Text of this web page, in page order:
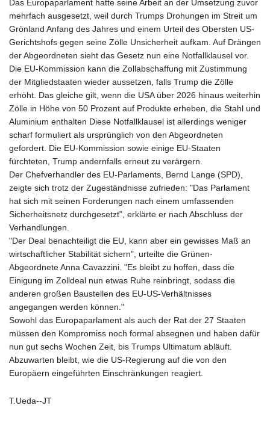
KRW
1633.531568
KWD 0.356065
KYD 0.962162
KZT 541.02372
LAK
26086.822873
LBP
103388.630514
LKR 387.81603
LRD 208.397567
LSL 18.831591
LTL 3.402675
LVL 0.697063
LYD 7.359771
MAD 10.772009
MDL 20.088564
4963.869122
MKD 61.548176
MMK
2419.480296
MNT
MOP 9.328972
MRU 46.285429
MUR 54.242586
MVR 17.815708
MWK
Das Europaparlament hatte seine Arbeit an der Umsetzung zuvor
mehrfach ausgesetzt, weil durch Trumps Drohungen im Streit um
Grönland Anfang des Jahres und einem Urteil des Obersten US-
Gerichtshofs gegen seine Zölle Unsicherheit aufkam. Auf Drängen
der Abgeordneten sieht das Gesetz nun eine Notfallklausel vor.
Die EU-Kommission kann die Zollabschaffung mit Zustimmung
der Mitgliedstaaten wieder aussetzen, falls Trump die Zölle
erhöht. Das gleiche gilt, wenn die USA über 2026 hinaus weiterhin
Zölle in Höhe von 50 Prozent auf Produkte erheben, die Stahl und
Aluminium enthalten Diese Notfallklausel ist allerdings weniger
scharf formuliert als ursprünglich von den Abgeordneten
gefordert. Die EU-Kommission sowie einige EU-Staaten
fürchteten, Trump andernfalls erneut zu verärgern.
Der Chefverhandler des EU-Parlaments, Bernd Lange (SPD),
zeigte sich trotz der Zugeständnisse zufrieden: "Das Parlament
hat sich mit seinen Forderungen nach einem umfassenden
Sicherheitsnetz durchgesetzt", erklärte er nach Abschluss der
Verhandlungen.
"Der Deal benachteiligt die EU, kann aber ein gewisses Maß an
wirtschaftlicher Stabilität sichern", urteilte die Grünen-
Abgeordnete Anna Cavazzini. "Es bleibt zu hoffen, dass die
Einigung im Zolldeal nun etwas Ruhe reinbringt, sodass die
anderen großen Baustellen des EU-US-Verhältnisses
angegangen werden können."
Sowohl das Europaparlament als auch der Rat der 27 Staaten
müssen den Kompromiss noch formal absegnen und haben dafür
nun gut sechs Wochen Zeit, bis Trumps Ultimatum abläuft.
Abzuwarten bleibt, wie die US-Regierung auf die von den
Europäern eingeführten Einschränkungen reagiert.
T.Ueda--JT